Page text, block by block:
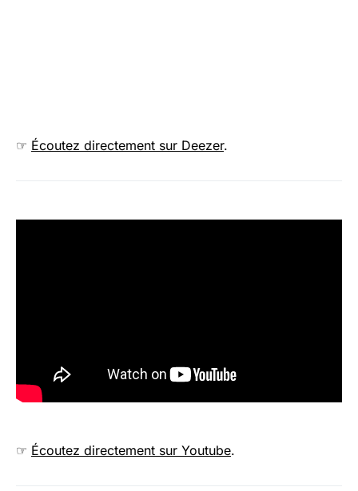
☞ Écoutez directement sur Deezer.
☞ Écoutez directement sur Youtube.